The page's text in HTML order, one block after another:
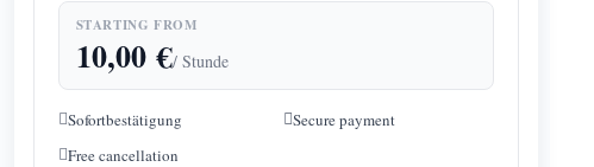
STARTING FROM
10,00€/ Stunde
Sofortbestätigung
Secure payment
Free cancellation